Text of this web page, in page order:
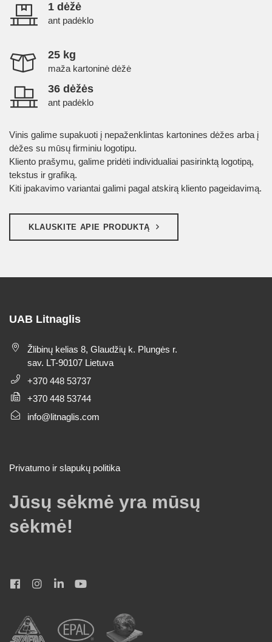
1 dėžė
ant padėklo
25 kg
maža kartoninė dėžė
36 dėžės
ant padėklo
Vinis galime supakuoti į nepaženklintas kartonines dėžes arba į
dėžes su mūsų firminiu logotipu.
Kliento prašymu, galime pridėti individualiai pasirinktą logotipą,
tekstus ir grafiką.
Kiti įpakavimo variantai galimi pagal atskirą kliento pageidavimą.
KLAUSKITE APIE PRODUKTĄ
UAB Litnaglis
Žlibinų kelias 8, Glaudžių k. Plungės r.
sav. LT-90107 Lietuva
+370 448 53737
+370 448 53744
info@litnaglis.com
Privatumo ir slapukų politika
Jūsų sėkmė yra mūsų
sėkmė!